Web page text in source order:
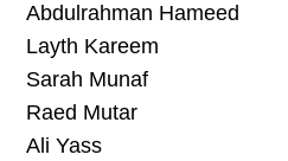
Abdulrahman Hameed
Layth Kareem
Sarah Munaf
Raed Mutar
Ali Yass